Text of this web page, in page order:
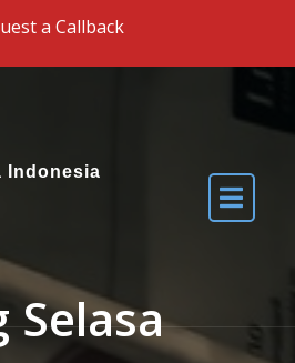
a Callback
Indonesia
Selasa